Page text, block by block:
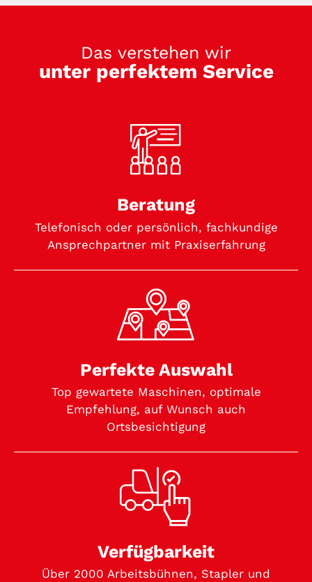
Das verstehen wir
unter perfektem Service
Beratung
Telefonisch oder persönlich, fachkundige
Ansprechpartner mit Praxiserfahrung
Perfekte Auswahl
Top gewartete Maschinen, optimale
Empfehlung, auf Wunsch auch
Ortsbesichtigung
Verfügbarkeit
Über 2000 Arbeitsbühnen, Stapler und